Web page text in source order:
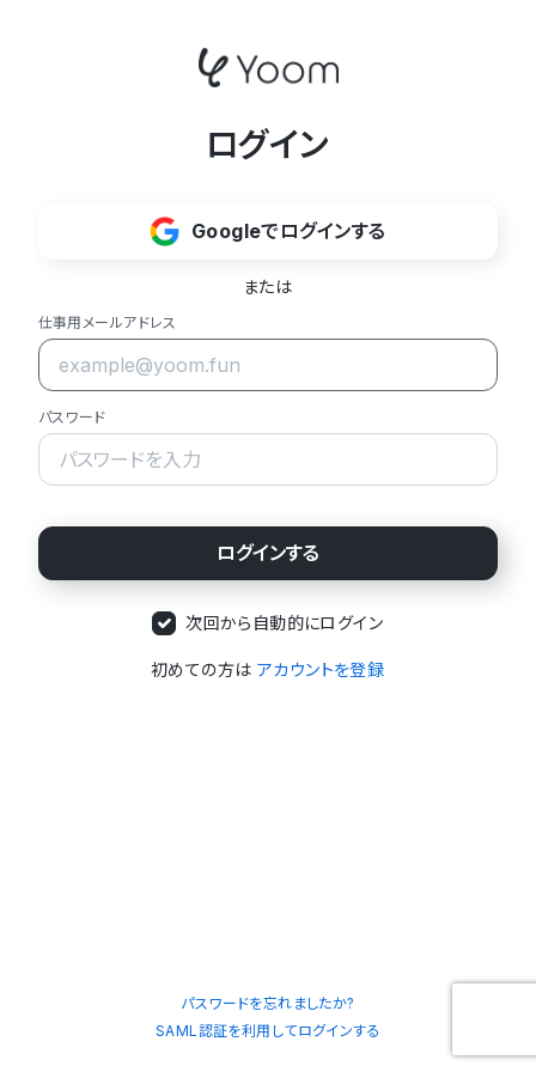
ログイン
Googleでログインする
または
仕事用メールアドレス
パスワード
次回から自動的にログイン
初めての方は アカウントを登録
パスワードを忘れましたか?
SAML認証を利用してログインする